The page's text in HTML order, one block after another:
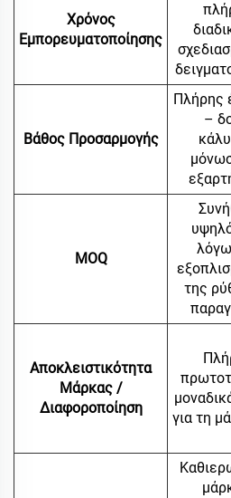
Χρόνος
Εμπορευματοποίησης
Βάθος Προσαρμογής
Πλήρης
–
MOQ
της
Αποκλειστικότητα
Μάρκας /
Διαφοροποίηση
για τη